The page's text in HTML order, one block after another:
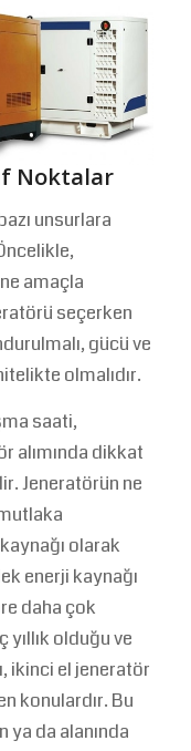
Noktalar
unsurlara
amaçla
seçerken
gücü ve
olmalıdır.
saati,
alımında dikkat
Jeneratörün ne
olarak
enerji kaynağı
daha çok
yıllık olduğu ve
ikinci el jeneratör
konulardır. Bu
da alanında